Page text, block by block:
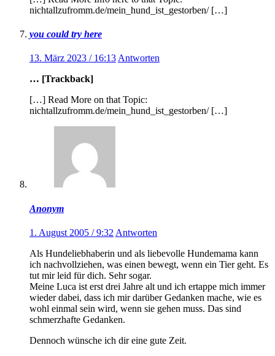
nichtallzufromm.de/mein_hund_ist_gestorben/ […]
you could try here
13. März 2023 / 16:13 Antworten
… [Trackback]
[…] Read More on that Topic:
nichtallzufromm.de/mein_hund_ist_gestorben/ […]
Anonym
1. August 2005 / 9:32 Antworten
Als Hundeliebhaberin und als liebevolle Hundemama kann
ich nachvollziehen, was einen bewegt, wenn ein Tier geht. Es
tut mir leid für dich. Sehr sogar.
Meine Luca ist erst drei Jahre alt und ich ertappe mich immer
wieder dabei, dass ich mir darüber Gedanken mache, wie es
wohl einmal sein wird, wenn sie gehen muss. Das sind
schmerzhafte Gedanken.
Dennoch wünsche ich dir eine gute Zeit.